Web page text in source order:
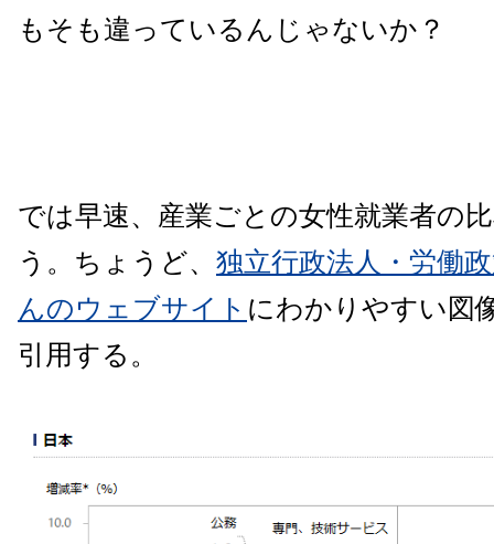
もそも違っているんじゃないか？
では早速、産業ごとの女性就業者の
う。ちょうど、 独立行政法人・労働
んのウェブサイト にわかりやすい図
引用する。